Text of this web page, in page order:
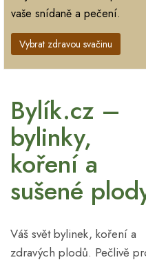
vaše snídaně a pečení.
Vybrat zdravou svačinu
Bylík.cz –
bylinky,
koření a
sušené
Váš svět bylinek, koření a
zdravých plodů. Pečlivě